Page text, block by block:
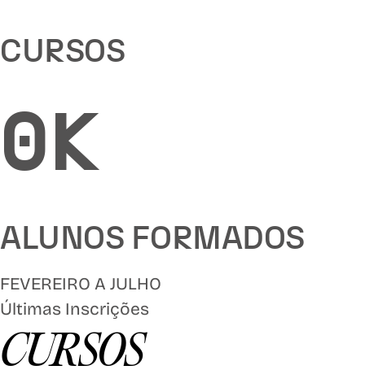
CURSOS
0 K
ALUNOS FORMADOS
FEVEREIRO A JULHO
Últimas Inscrições
CURSOS